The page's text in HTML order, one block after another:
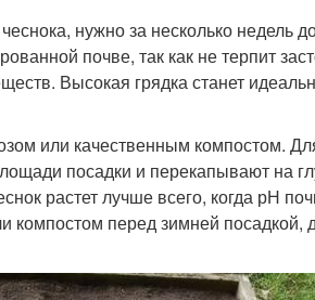
нужно за несколько недель
почве, так как не терпит
Высокая грядка станет
или качественным компостом.
посадки и перекапывают на
растет лучше всего, когда рН
компостом перед зимней посадкой,